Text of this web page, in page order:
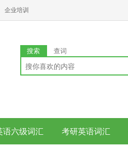
企业培训
搜索 查词
语六级词汇 考研英语词汇